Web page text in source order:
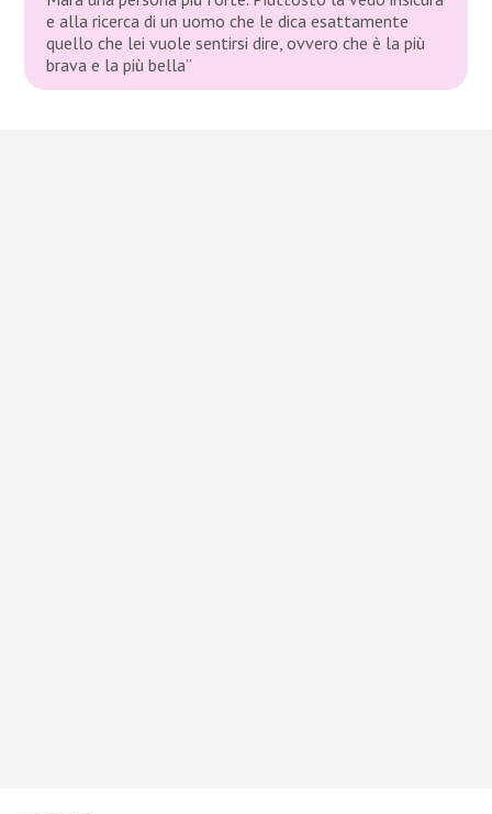
e alla ricerca di un uomo che le dica esattamente
quello che lei vuole sentirsi dire, ovvero che è la più
brava e la più bella”